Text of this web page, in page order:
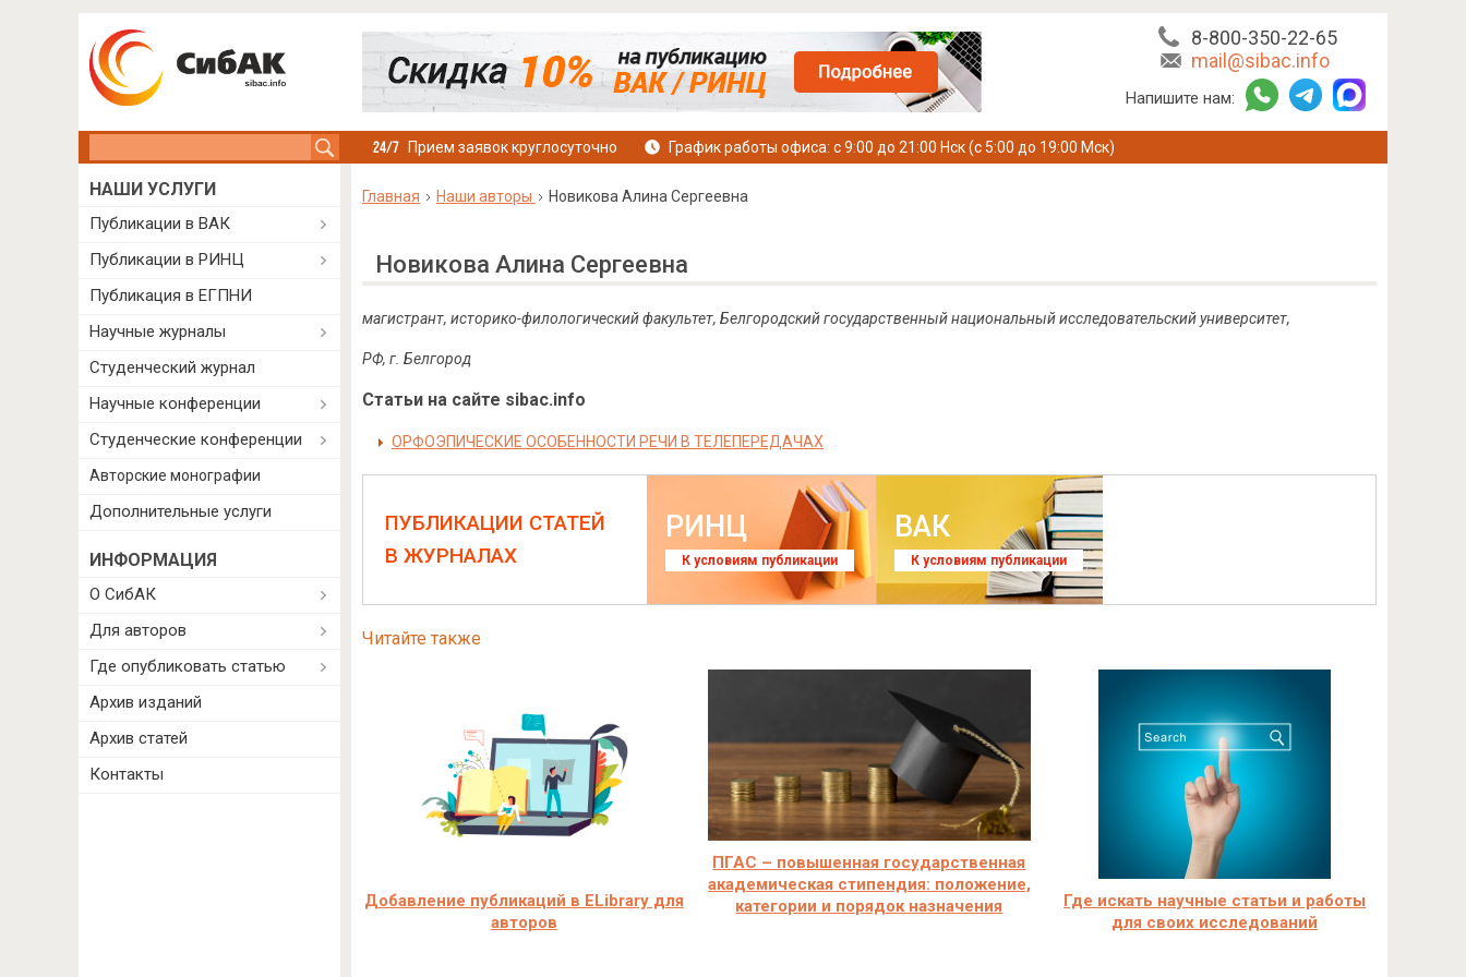
8-800-350-22-65
mail@sibac.info
Напишите нам:
Прием заявок круглосуточно График работы офиса: с 9:00 до 21:00 Нск (с 5:00 до 19:00 Мск)
Главная Наши авторы Новикова Алина Сергеевна
Новикова Алина Сергеевна
магистрант, историко-филологический факультет, Белгородский государственный национальный исследовательский университет,
РФ, г. Белгород
Статьи на сайте sibac.info
ОРФОЭПИЧЕСКИЕ ОСОБЕННОСТИ РЕЧИ В ТЕЛЕПЕРЕДАЧАХ
ПУБЛИКАЦИИ СТАТЕЙ
В ЖУРНАЛАХ
РИНЦ
К условиям публикации
ВАК
К условиям публикации
Читайте также
Добавление публикаций в ELibrary для
авторов
ПГАС – повышенная государственная
академическая стипендия: положение,
категории и порядок назначения
Где искать научные статьи и работы
для своих исследований
НАШИ УСЛУГИ
Публикации в ВАК
Публикации в РИНЦ
Публикация в ЕГПНИ
Научные журналы
Студенческий журнал
Научные конференции
Студенческие конференции
Авторские монографии
Дополнительные услуги
ИНФОРМАЦИЯ
О СибАК
Для авторов
Где опубликовать статью
Архив изданий
Архив статей
Контакты